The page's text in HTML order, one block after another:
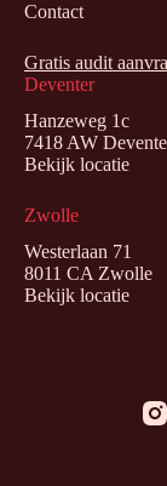
Deventer
Hanzeweg 1c
7418 AW
Bekijk locatie
Zwolle
Westerlaan 71
8011 CA Zwolle
Bekijk locatie
Contact
Gratis audit